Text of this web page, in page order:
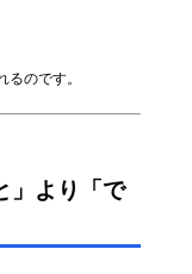
のです。
」より「で